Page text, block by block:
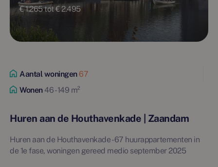
€ 1.265 tot € 2.495
Aantal woningen67
Wonen46 - 149 m²
Huren aan de Houthavenkade | Zaandam
Huren aan de Houthavenkade - 67 huurappartementen in
de 1e fase, woningen gereed medio september 2025